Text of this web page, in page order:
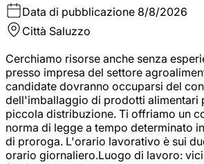
Data di pubblicazione 8/8/2026
Città Saluzzo
Cerchiamo risorse anche senza
presso impresa del settore
candidate dovranno occuparsi del
dell'imballaggio di prodotti alimentari
piccola distribuzione. Ti offriamo un
norma di legge a tempo determinato
di proroga. L'orario lavorativo è sui
orario giornaliero.Luogo di lavoro: